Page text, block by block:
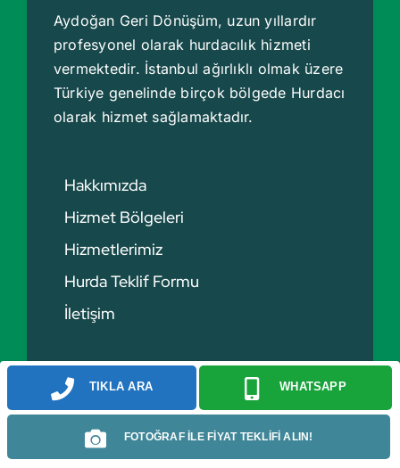
Aydoğan Geri Dönüşüm, uzun yıllardır
profesyonel olarak hurdacılık hizmeti
vermektedir. İstanbul ağırlıklı olmak üzere
Türkiye genelinde birçok bölgede Hurdacı
olarak hizmet sağlamaktadır.
Hakkımızda
Hizmet Bölgeleri
Hizmetlerimiz
Hurda Teklif Formu
İletişim
Hurda Fiyatları
Hurda Bakır Fiyatları
Hurda Demir Fiyatları
TIKLA ARA WHATSAPP
FOTOĞRAF İLE FİYAT TEKLİFİ ALIN!